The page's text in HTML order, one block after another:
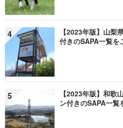
4
【2023年版】山梨
付きのSAPA一覧を
5
【2023年版】和歌
ン付きのSAPA一覧